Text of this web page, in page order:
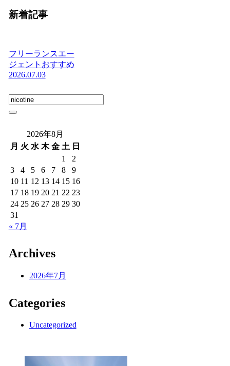
新着記事
フリーランスエー
ジェントおすすめ
2026.07.03
2026年8月
月 火 水 木 金 土 日
1
2
3
4 5 6 7 8
9
10 11 12 13 14 15 16
17 18 19 20 21 22 23
24 25 26 27 28 29 30
31
« 7月
Archives
2026年7月
Categories
Uncategorized